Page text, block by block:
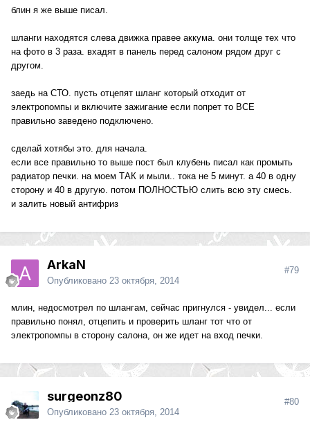
блин я же выше писал.
шланги находятся слева движка правее аккума. они толще тех что
на фото в 3 раза. вхадят в панель перед салоном рядом друг с
другом.
заедь на СТО. пусть отцепят шланг который отходит от
электропомпы и включите зажигание если попрет то ВСЕ
правильно заведено подключено.
сделай хотябы это. для начала.
если все правильно то выше пост был клубень писал как промыть
радиатор печки. на моем ТАК и мыли.. тока не 5 минут. а 40 в одну
сторону и 40 в другую. потом ПОЛНОСТЬЮ слить всю эту смесь.
и залить новый антифриз
ArkaN
Опубликовано 23 октября, 2014
#79
млин, недосмотрел по шлангам, сейчас пригнулся - увидел... если
правильно понял, отцепить и проверить шланг тот что от
электропомпы в сторону салона, он же идет на вход печки.
surgeonz80
Опубликовано 23 октября, 2014
#80